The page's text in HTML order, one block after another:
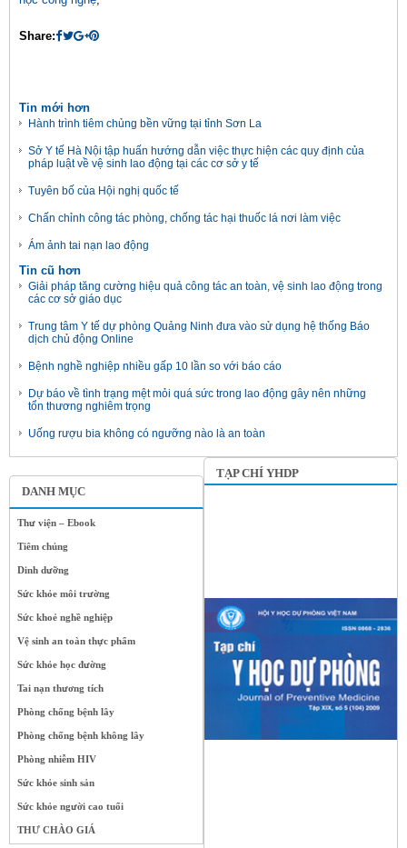
DANH MỤC
Thư viện – Ebook
Tiêm chủng
Dinh dưỡng
Sức khỏe môi trường
Sức khoẻ nghề nghiệp
Vệ sinh an toàn thực phẩm
Sức khỏe học đường
Tai nạn thương tích
Phòng chống bệnh lây
Phòng chống bệnh không lây
Phòng nhiễm HIV
Sức khỏe sinh sản
Sức khỏe người cao tuổi
THƯ CHÀO GIÁ
Share:
Tin mới hơn
Hành trình tiêm chủng bền vững tại tỉnh Sơn La
Sở Y tế Hà Nội tập huấn hướng dẫn việc thực hiện các quy định của
pháp luật về vệ sinh lao động tại các cơ sở y tế
Tuyên bố của Hội nghị quốc tế
Chấn chỉnh công tác phòng, chống tác hại thuốc lá nơi làm việc
Ám ảnh tai nạn lao động
Tin cũ hơn
Giải pháp tăng cường hiệu quả công tác an toàn, vệ sinh lao động trong
các cơ sở giáo dục
Trung tâm Y tế dự phòng Quảng Ninh đưa vào sử dụng hệ thống Báo
dịch chủ động Online
Bệnh nghề nghiệp nhiều gấp 10 lần so với báo cáo
Dự báo về tình trạng mệt mỏi quá sức trong lao động gây nên những
tổn thương nghiêm trọng
Uống rượu bia không có ngưỡng nào là an toàn
TẠP CHÍ YHDP